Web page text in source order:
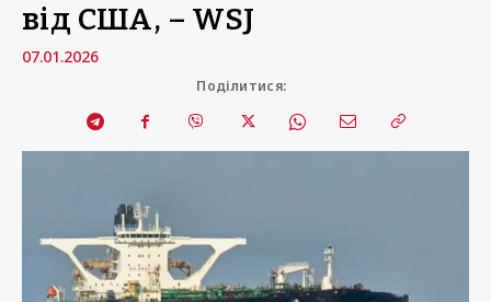
від США, – WSJ
07.01.2026
Поділитися: